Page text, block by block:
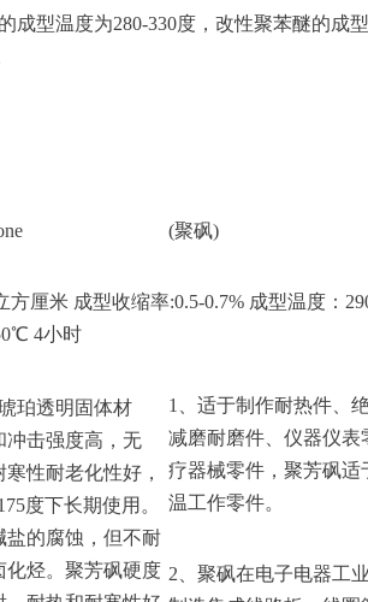
的成型温度为280-330度，改性聚苯醚的成
(聚砜)
方厘米 成型收缩率:0.5-0.7% 成型温度：
4小时
珀透明固体材
冲击强度高，无
性耐老化性好，
度下长期使用。
盐的腐蚀，但不耐
化烃。聚芳砜硬度
1
、适于制作耐热件、
减磨耐磨件、仪器仪表
疗器械零件，聚芳砜适
温工作零件。
2 、聚砜在电子电器工